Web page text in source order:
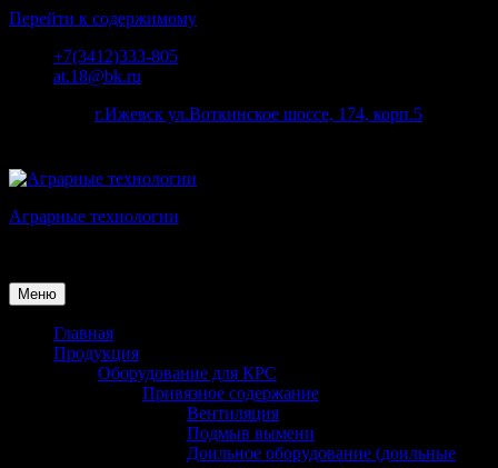
Перейти к содержимому
+7(3412)333-805
at.18@bk.ru
г.Ижевск ул.Воткинское шоссе, 174, корп.5
Аграрные технологии
Меню
Главная
Продукция
Оборудование для КРС
Привязное содержание
Вентиляция
Подмыв вымени
Доильное оборудование (доильные